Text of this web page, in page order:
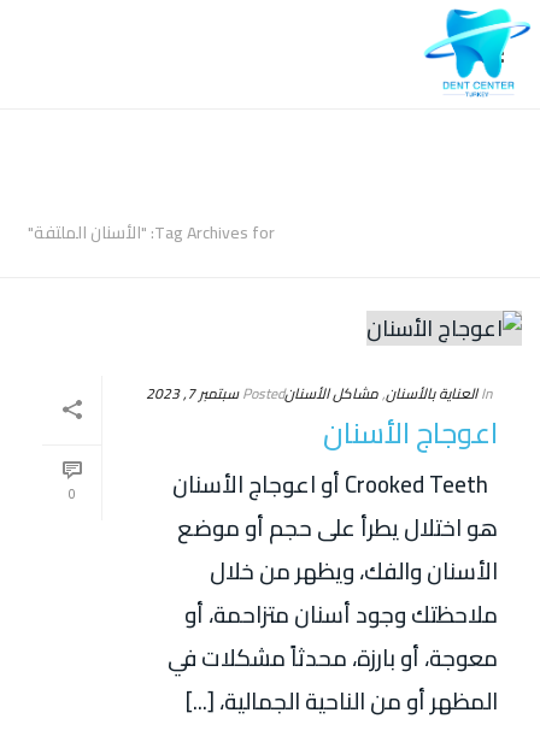
Tag Archives for: "الأسنان الملتفة"
0
Inالعناية بالأسنان,مشاكل الأسنانPostedسبتمبر 7, 2023
اعوجاج الأسنان
Crooked Teeth أو اعوجاج الأسنان
هو اختلال يطرأ على حجم أو موضع
الأسنان والفك، ويظهر من خلال
ملاحظتك وجود أسنان متزاحمة، أو
معوجة، أو بارزة، محدثاً مشكلات في
المظهر أو من الناحية الجمالية، [...]